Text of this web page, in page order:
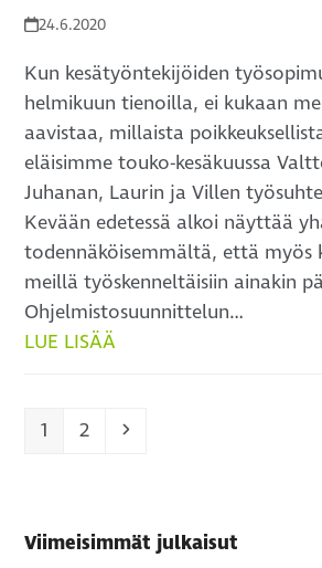
24.6.2020
Kun kesätyöntekijöiden
helmikuun tienoilla, ei kukaan
aavistaa, millaista
eläisimme touko-kesäkuussa
Juhanan, Laurin ja Villen
Kevään edetessä alkoi näyttää
todennäköisemmältä, että myös
meillä työskenneltäisiin ainakin
Ohjelmistosuunnittelun…
LUE LISÄÄ
Page
1 Page
2 Next
Viimeisimmät julkaisut